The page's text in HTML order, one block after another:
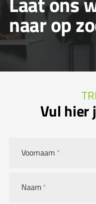
naar op
Vul hier
Voornaam *
Naam*